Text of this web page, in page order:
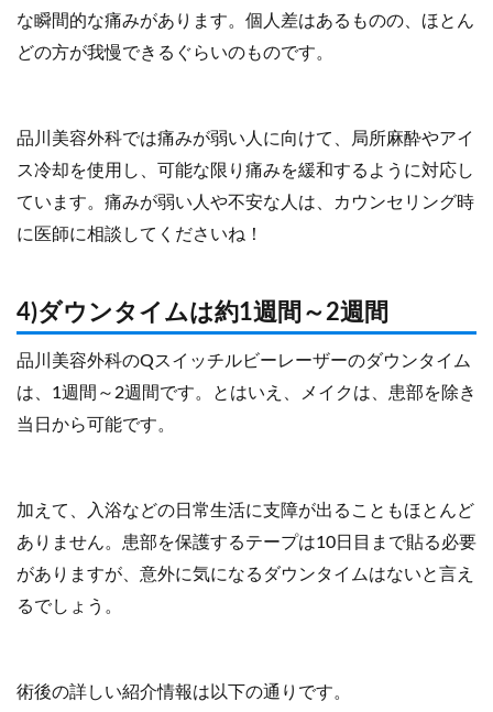
な瞬間的な痛みがあります。個人差はあるものの、ほとん
どの方が我慢できるぐらいのものです。
品川美容外科では痛みが弱い人に向けて、局所麻酔やアイ
ス冷却を使用し、可能な限り痛みを緩和するように対応し
ています。痛みが弱い人や不安な人は、カウンセリング時
に医師に相談してくださいね！
4)ダウンタイムは約1週間～2週間
品川美容外科のQスイッチルビーレーザーのダウンタイム
は、1週間～2週間です。とはいえ、メイクは、患部を除き
当日から可能です。
加えて、入浴などの日常生活に支障が出ることもほとんど
ありません。患部を保護するテープは10日目まで貼る必要
がありますが、意外に気になるダウンタイムはないと言え
るでしょう。
術後の詳しい紹介情報は以下の通りです。